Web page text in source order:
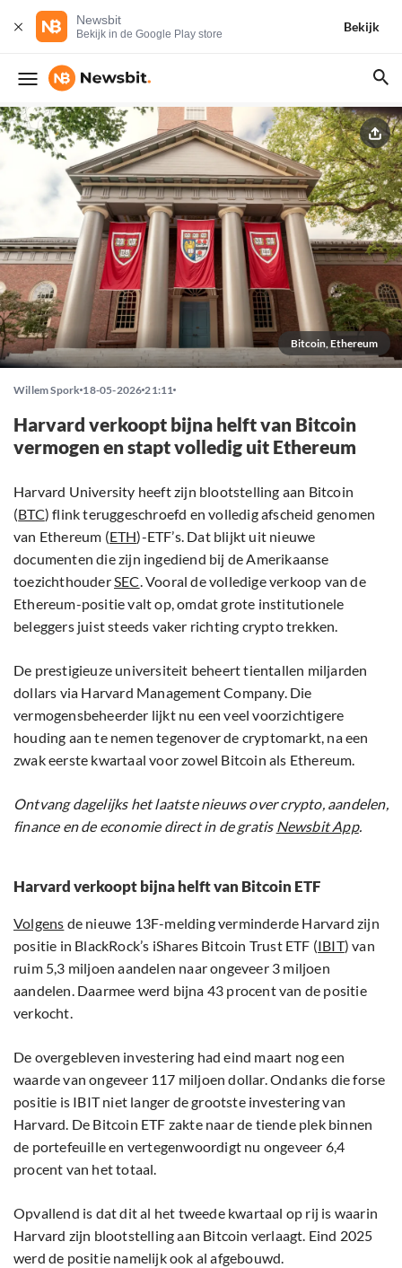
Newsbit
Bekijk in de Google Play store
Bekijk
Bitcoin, Ethereum
Willem Spork 18-05-2026 21:11
Harvard verkoopt bijna helft van Bitcoin
vermogen en stapt volledig uit Ethereum
Harvard University heeft zijn blootstelling aan Bitcoin
(BTC) flink teruggeschroefd en volledig afscheid genomen
van Ethereum (ETH)-ETF’s. Dat blijkt uit nieuwe
documenten die zijn ingediend bij de Amerikaanse
toezichthouderSEC. Vooral de volledige verkoop van de
Ethereum-positie valt op, omdat grote institutionele
beleggers juist steeds vaker richting crypto trekken.
De prestigieuze universiteit beheert tientallen miljarden
dollars via Harvard Management Company. Die
vermogensbeheerder lijkt nu een veel voorzichtigere
houding aan te nemen tegenover de cryptomarkt, na een
zwak eerste kwartaal voor zowel Bitcoin als Ethereum.
Ontvang dagelijks het laatste nieuws over crypto, aandelen,
finance en de economie direct in de gratis Newsbit App.
Harvard verkoopt bijna helft van Bitcoin ETF
Volgens de nieuwe 13F-melding verminderde Harvard zijn
positie in BlackRock’s iShares Bitcoin Trust ETF (IBIT) van
ruim 5,3 miljoen aandelen naar ongeveer 3 miljoen
aandelen. Daarmee werd bijna 43 procent van de positie
verkocht.
De overgebleven investering had eind maart nog een
waarde van ongeveer 117 miljoen dollar. Ondanks die forse
positie is IBIT niet langer de grootste investering van
Harvard. De Bitcoin ETF zakte naar de tiende plek binnen
de portefeuille en vertegenwoordigt nu ongeveer 6,4
procent van het totaal.
Opvallend is dat dit al het tweede kwartaal op rij is waarin
Harvard zijn blootstelling aan Bitcoin verlaagt. Eind 2025
werd de positie namelijk ook al afgebouwd.